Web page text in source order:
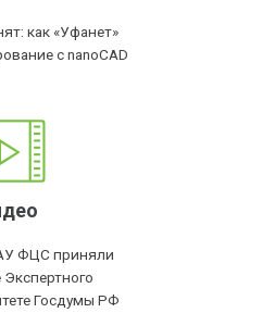
как «Уфанет»
с nanoCAD
ФЦС приняли
Экспертного
Госдумы РФ